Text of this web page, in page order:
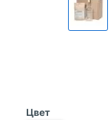
Цвет